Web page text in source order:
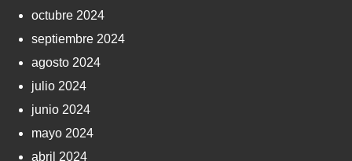
octubre 2024
septiembre 2024
agosto 2024
julio 2024
junio 2024
mayo 2024
abril 2024